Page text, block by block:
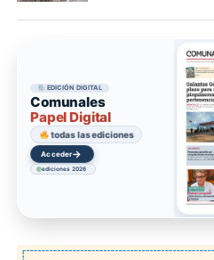
EDICIÓN DIGITAL
Comunales
Papel Digital
todas las ediciones
Acceder→
ediciones 2026